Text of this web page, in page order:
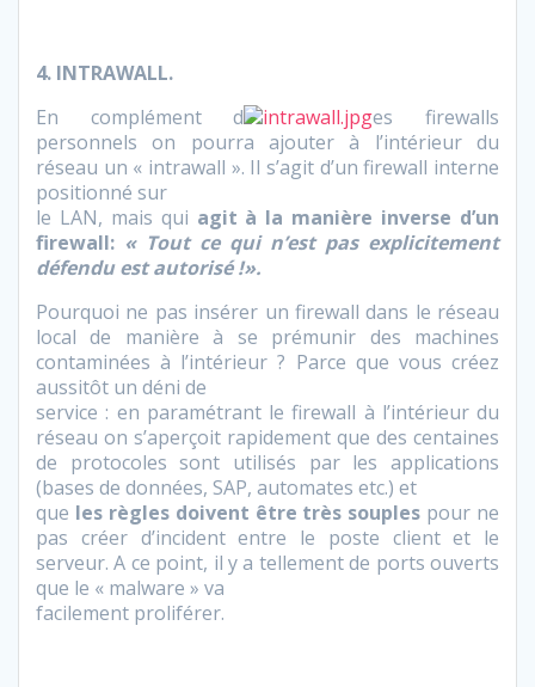
4. INTRAWALL.
En complément d
es firewalls
personnels on pourra ajouter à l’intérieur du
réseau un « intrawall ». Il s’agit d’un firewall interne
positionné sur
le LAN, mais qui agit à la manière inverse d’un
firewall: « Tout ce qui n’est pas explicitement
défendu est autorisé !».
Pourquoi ne pas insérer un firewall dans le réseau
local de manière à se prémunir des machines
contaminées à l’intérieur ? Parce que vous créez
aussitôt un déni de
service : en paramétrant le firewall à l’intérieur du
réseau on s’aperçoit rapidement que des centaines
de protocoles sont utilisés par les applications
(bases de données, SAP, automates etc.) et
que les règles doivent être très souples pour ne
pas créer d’incident entre le poste client et le
serveur. A ce point, il y a tellement de ports ouverts
que le « malware » va
facilement proliférer.